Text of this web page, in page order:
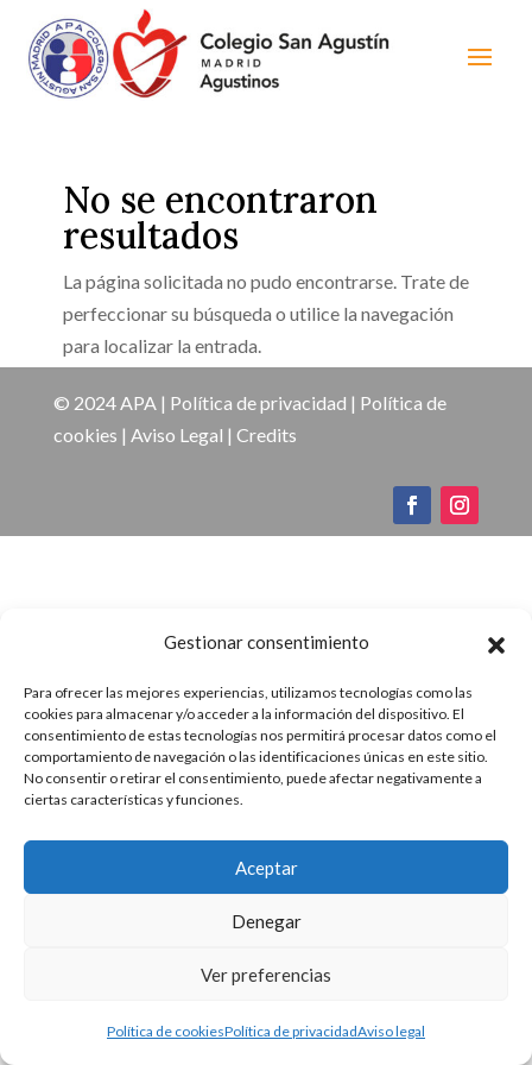
Gestionar consentimiento
Para ofrecer las mejores experiencias, utilizamos tecnologías como las
cookies para almacenar y/o acceder a la información del dispositivo. El
consentimiento de estas tecnologías nos permitirá procesar datos como el
comportamiento de navegación o las identificaciones únicas en este sitio.
No consentir o retirar el consentimiento, puede afectar negativamente a
ciertas características y funciones.
Aceptar
Denegar
Ver preferencias
Política de cookiesPolítica de privacidadAviso legal
No se encontraron
resultados
La página solicitada no pudo encontrarse. Trate de
perfeccionar su búsqueda o utilice la navegación
para localizar la entrada.
© 2024 APA | Política de privacidad | Política de
cookies | Aviso Legal | Credits